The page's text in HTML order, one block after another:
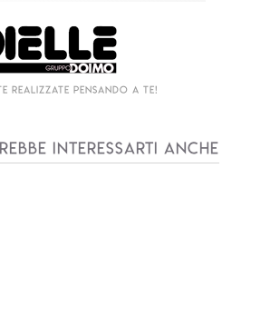
interessarti anche